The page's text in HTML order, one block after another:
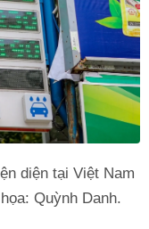
diện tại Việt Nam
Quỳnh Danh.